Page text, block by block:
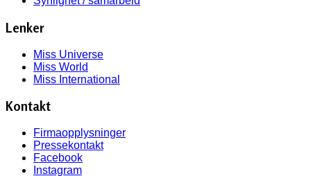
Lenker
Miss Universe
Miss World
Miss International
Kontakt
Firmaopplysninger
Pressekontakt
Facebook
Instagram